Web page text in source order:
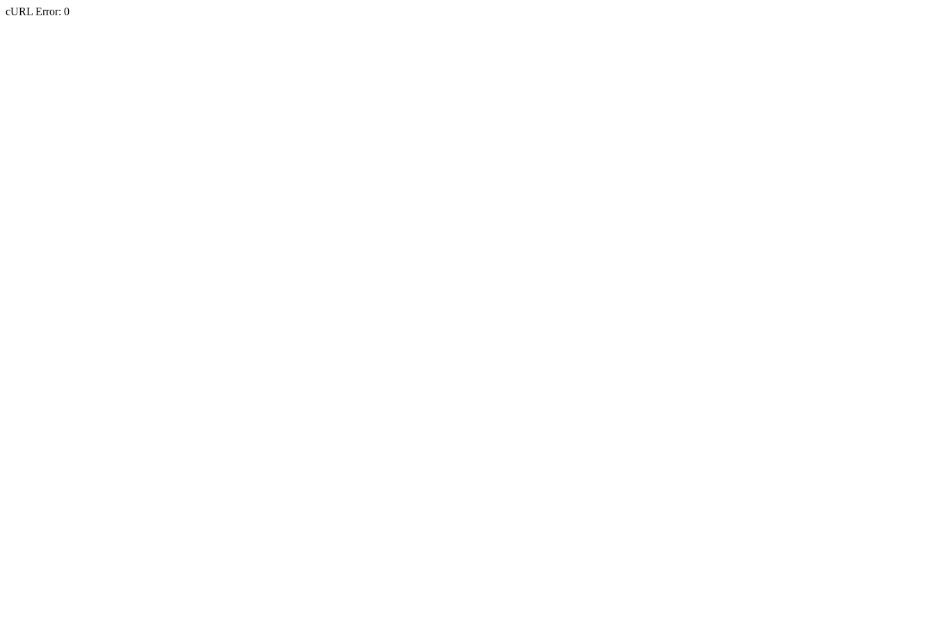
cURL Error: 0